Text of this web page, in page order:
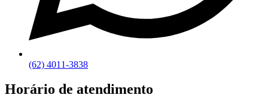
(62) 4011-3838
Horário de atendimento